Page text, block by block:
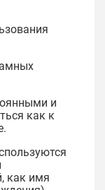
и
как к
как имя